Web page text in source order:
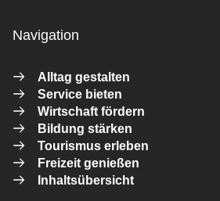
Navigation
Alltag gestalten
Service bieten
Wirtschaft fördern
Bildung stärken
Tourismus erleben
Freizeit genießen
Inhaltsübersicht